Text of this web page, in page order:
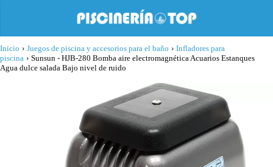
Inicio › Juegos de piscina y accesorios para el baño › Infladores para
piscina › Sunsun - HJB-280 Bomba aire electromagnética Acuarios Estanques
Agua dulce salada Bajo nivel de ruido